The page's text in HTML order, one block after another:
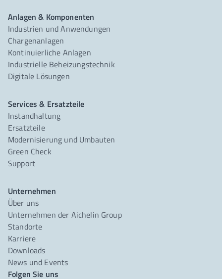
Anlagen & Komponenten
Industrien und Anwendungen
Chargenanlagen
Kontinuierliche Anlagen
Industrielle Beheizungstechnik
Digitale Lösungen
Services & Ersatzteile
Instandhaltung
Ersatzteile
Modernisierung und Umbauten
Green Check
Support
Unternehmen
Über uns
Unternehmen der Aichelin Group
Standorte
Karriere
Downloads
News und Events
Folgen Sie uns